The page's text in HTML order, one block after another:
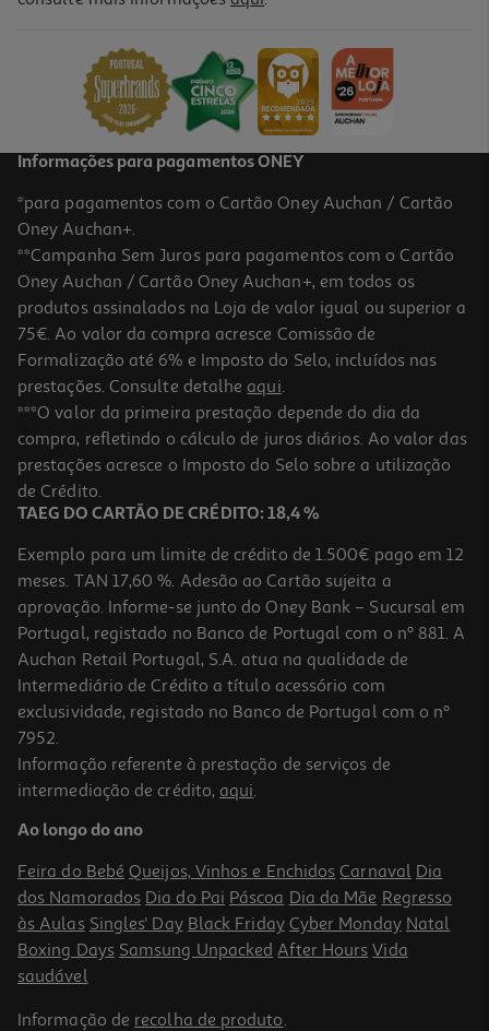
Auriculares Tws Qilive Q.1225 Desporto
24,99 €
3.8 (196)
Auriculares Jbl Wave Buds 2 Branco
69.99 €/un
69,99 €
Auriculares Tws Motorola Moto Buds Bass Verde
29.99 €/un
29,99 €
Informações para pagamentos ONEY
*para pagamentos com o Cartão Oney Auchan / Cartão
Oney Auchan+.
**Campanha Sem Juros para pagamentos com o Cartão
Oney Auchan / Cartão Oney Auchan+, em todos os
produtos assinalados na Loja de valor igual ou superior a
75€. Ao valor da compra acresce Comissão de
Formalização até 6% e Imposto do Selo, incluídos nas
prestações. Consulte detalhe aqui.
***O valor da primeira prestação depende do dia da
compra, refletindo o cálculo de juros diários. Ao valor das
prestações acresce o Imposto do Selo sobre a utilização
de Crédito.
TAEG DO CARTÃO DE CRÉDITO: 18,4 %
Exemplo para um limite de crédito de 1.500€ pago em 12
meses. TAN 17,60 %. Adesão ao Cartão sujeita a
aprovação. Informe-se junto do Oney Bank – Sucursal em
Portugal, registado no Banco de Portugal com o nº 881. A
Auchan Retail Portugal, S.A. atua na qualidade de
Intermediário de Crédito a título acessório com
exclusividade, registado no Banco de Portugal com o nº
7952.
Informação referente à prestação de serviços de
intermediação de crédito, aqui.
Ao longo do ano
Feira do Bebé Queijos, Vinhos e Enchidos Carnaval Dia
dos Namorados Dia do Pai Páscoa Dia da Mãe Regresso
às Aulas Singles' Day Black Friday Cyber Monday Natal
Boxing Days Samsung Unpacked After Hours Vida
saudável
Informação de recolha de produto.